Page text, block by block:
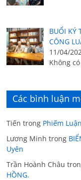
BUỔI KÝ
CÔNG
11/04/
Không
Các bình luận
Tiến trong Phiếm
Lương Minh trong
Uyên
Trần Hoành Châu
HỒNG.